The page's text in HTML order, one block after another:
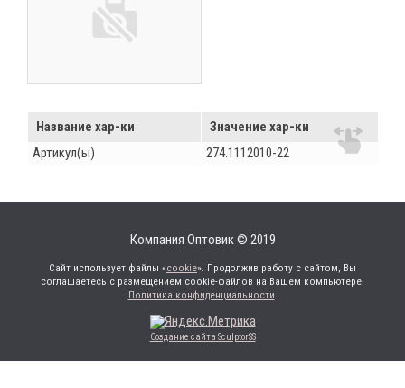
Название хар-ки
Значение хар-ки
Артикул(ы)
274.1112010-22
Компания Оптовик © 2019
Сайт использует файлы «cookie». Продолжив работу с сайтом, Вы
соглашаетесь с размещением cookie-файлов на Вашем компьютере.
Политика конфиденциальности.
Создание сайта SculptorSS